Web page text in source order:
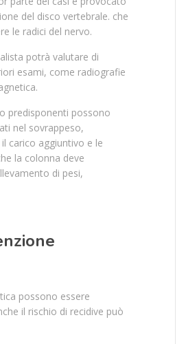
del disco vertebrale. che
le radici del nervo.
potrà valutare di
esami, come radiografie
predisponenti possono
nel sovrappeso,
carico aggiuntivo e le
la colonna deve
di pesi,
possono essere
il rischio di recidive può